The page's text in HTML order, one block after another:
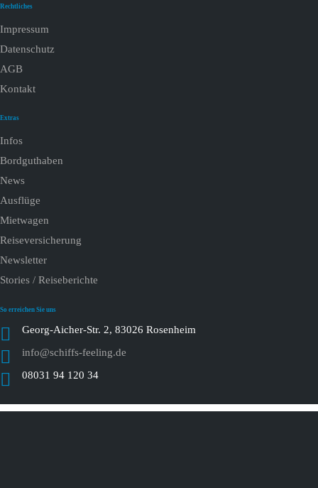
Rechtliches
Impressum
Datenschutz
AGB
Kontakt
Extras
Infos
Bordguthaben
News
Ausflüge
Mietwagen
Reiseversicherung
Newsletter
Stories / Reiseberichte
So erreichen Sie uns
Georg-Aicher-Str. 2, 83026 Rosenheim
info@schiffs-feeling.de
08031 94 120 34